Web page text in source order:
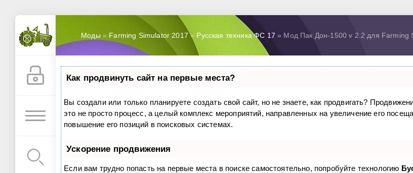
Моды» Farming Simulator 2017» Русская техника ФС 17 » Мод Пак Дон-1500 v 2.2 для Farming
Как продвинуть сайт на первые места?
Вы создали или только планируете создать свой сайт, но не знаете, как продвигать?
это не просто процесс, а целый комплекс мероприятий, направленных на увеличение его
повышение его позиций в поисковых системах.
Ускорение продвижения
Если вам трудно попасть на первые места в поиске самостоятельно, попробуйте технологию